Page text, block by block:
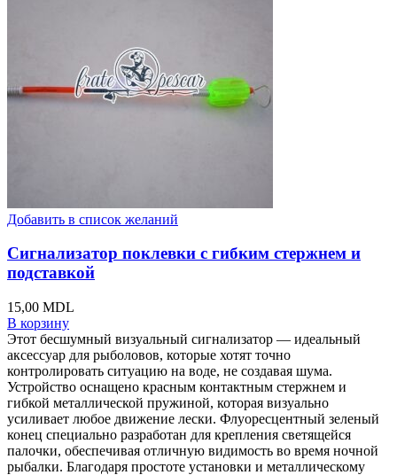
Добавить в список желаний
Сигнализатор поклевки с гибким стержнем и
подставкой
15,00 MDL
В корзину
Этот бесшумный визуальный сигнализатор — идеальный
аксессуар для рыболовов, которые хотят точно
контролировать ситуацию на воде, не создавая шума.
Устройство оснащено красным контактным стержнем и
гибкой металлической пружиной, которая визуально
усиливает любое движение лески. Флуоресцентный зеленый
конец специально разработан для крепления светящейся
палочки, обеспечивая отличную видимость во время ночной
рыбалки. Благодаря простоте установки и металлическому